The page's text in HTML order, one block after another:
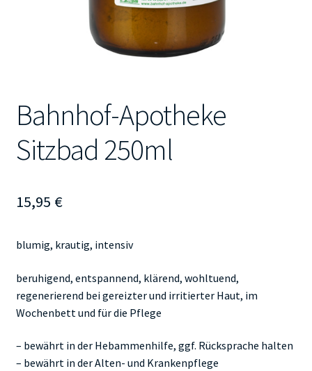
Bahnhof-Apotheke
Sitzbad 250ml
15,95 €
blumig, krautig, intensiv
beruhigend, entspannend, klärend, wohltuend,
regenerierend bei gereizter und irritierter Haut, im
Wochenbett und für die Pflege
– bewährt in der Hebammenhilfe, ggf. Rücksprache halten
– bewährt in der Alten- und Krankenpflege